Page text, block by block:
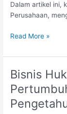
Dalam artikel ini,
Perusahaan,
Mengungkap
Sukses
Pentingnya
Legal
Audit
Perusahaan
Read More »
Bisnis